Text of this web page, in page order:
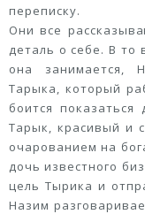
переписку.
Они все
деталь о себе. В то
она занимается,
Тарыка, который
боится
Тарык, красивый и
очарованием на
дочь известного
цель Тырика и
Назим